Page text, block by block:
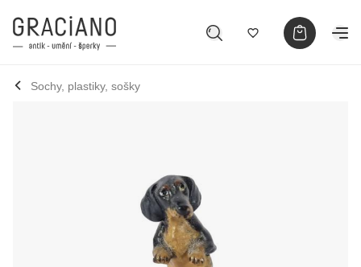
Sochy, plastiky, sošky